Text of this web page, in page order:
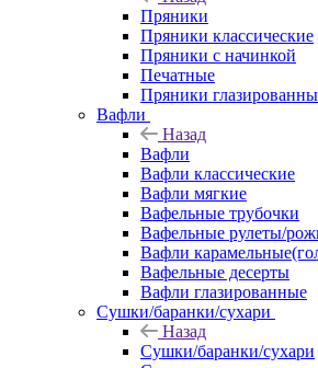
Пряники
Пряники классические
Пряники с начинкой
Печатные
Пряники
Вафли
Назад
Вафли
Вафли классические
Вафли мягкие
Вафельные трубочки
Вафельные рулеты/
Вафли
Вафельные десерты
Вафли глазированные
Сушки/баранки/сухари
Назад
Сушки/баранки/сухари